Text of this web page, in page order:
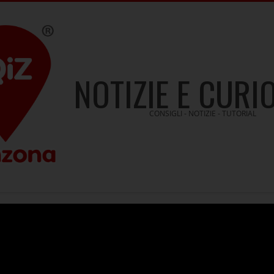
NOTIZIE ECONSIGLI - NOTIZIE - TUTORIAL